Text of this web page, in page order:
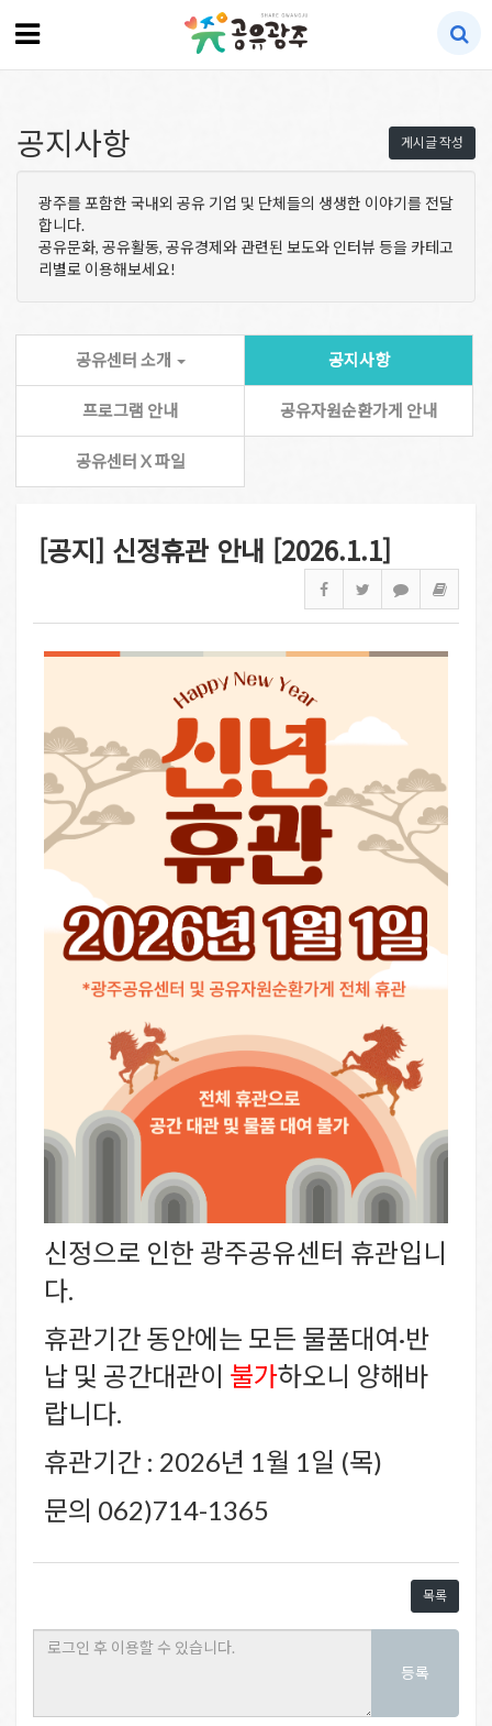
게시글 작성
공지사항
광주를 포함한 국내외 공유 기업 및 단체들의 생생한 이야기를 전달
합니다.
공유문화, 공유활동, 공유경제와 관련된 보도와 인터뷰 등을 카테고
리별로 이용해보세요!
공유센터 소개 공지사항
프로그램 안내 공유자원순환가게 안내
공유센터 X 파일
[공지] 신정휴관 안내 [2026.1.1]
신정으로 인한 광주공유센터 휴관입니
다.
휴관기간 동안에는 모든 물품대여·반
납 및 공간대관이 불가하오니 양해바
랍니다.
휴관기간 : 2026년 1월 1일 (목)
문의 062)714-1365
목록
등록